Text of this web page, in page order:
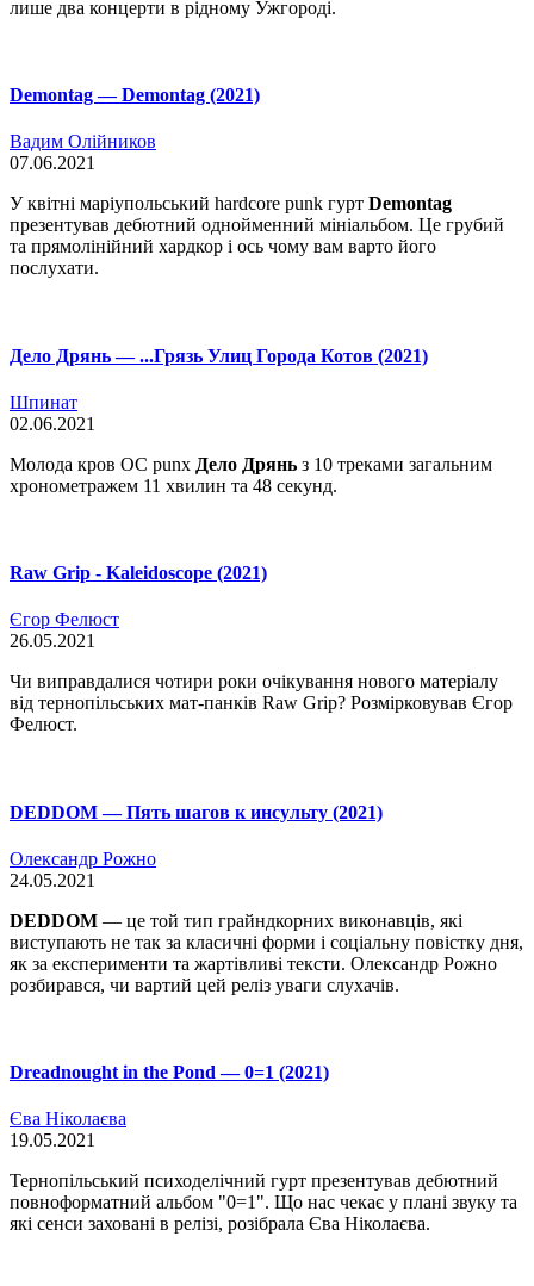
лише два концерти в рідному Ужгороді.
Demontag — Demontag (2021)
Вадим Олійников
07.06.2021
У квітні маріупольський hardcore punk гурт Demontag
презентував дебютний однойменний мініальбом. Це грубий
та прямолінійний хардкор і ось чому вам варто його
послухати.
Дело Дрянь — .​.​.​Грязь Улиц Города Котов (2021)
Шпинат
02.06.2021
Молода кров OC punx Дело Дрянь з 10 треками загальним
хронометражем 11 хвилин та 48 секунд.
Raw Grip - Kaleidoscope (2021)
Єгор Фелюст
26.05.2021
Чи виправдалися чотири роки очікування нового матеріалу
від тернопільських мат-панків Raw Grip? Розмірковував Єгор
Фелюст.
DEDDOM — Пять шагов к инсульту (2021)
Олександр Рожно
24.05.2021
DEDDOM — це той тип грайндкорних виконавців, які
виступають не так за класичні форми і соціальну повістку дня,
як за експерименти та жартівливі тексти. Олександр Рожно
розбирався, чи вартий цей реліз уваги слухачів.
Dreadnought in the Pond — 0=1 (2021)
Єва Ніколаєва
19.05.2021
Тернопільський психоделічний гурт презентував дебютний
повноформатний альбом "0=1". Що нас чекає у плані звуку та
які сенси заховані в релізі, розібрала Єва Ніколаєва.